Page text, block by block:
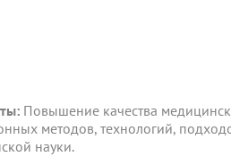
Повышение качества
методов, технологий,
науки.